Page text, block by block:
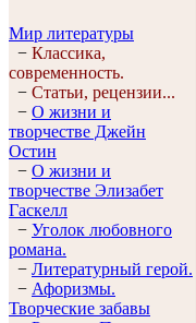
Мир литературы
− Классика,
современность.
− Статьи, рецензии...
− О жизни и
творчестве Джейн
Остин
− О жизни и
творчестве Элизабет
Гaскелл
− Уголок любовного
романа.
− Литературный герой.
− Афоризмы.
Творческие забавы